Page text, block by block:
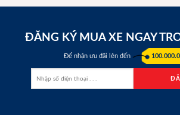
ĐĂNG KÝ MUA XE NGAY
Để nhận ưu đãi lên đến